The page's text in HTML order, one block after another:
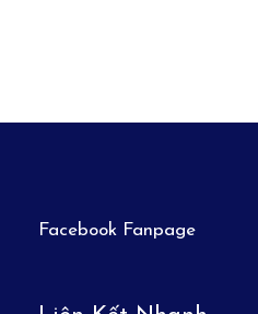
Chương trình có thể thay
người (tùy theo đơn giá),
Facebook Fanpage